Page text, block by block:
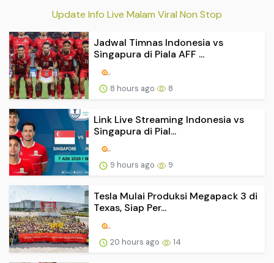
Update Info Live Malam Viral Non Stop
Jadwal Timnas Indonesia vs
Singapura di Piala AFF ...
8 hours ago 8
Link Live Streaming Indonesia vs
Singapura di Pial...
9 hours ago 9
Tesla Mulai Produksi Megapack 3 di
Texas, Siap Per...
20 hours ago 14